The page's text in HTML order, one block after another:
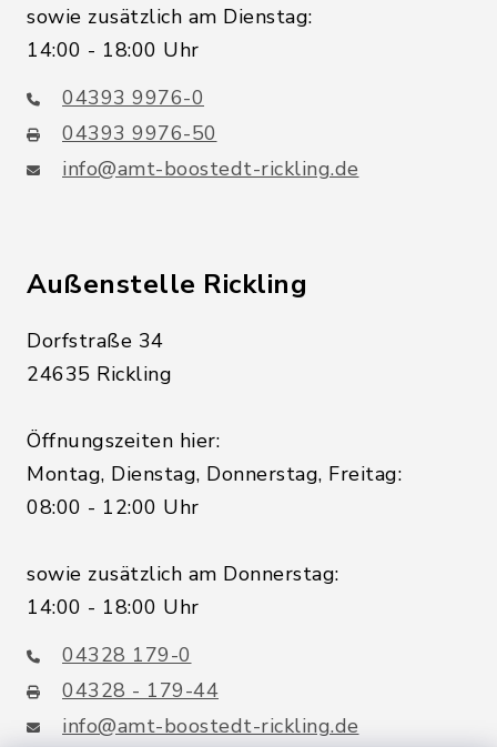
sowie zusätzlich am Dienstag:
14:00 - 18:00 Uhr
04393 9976-0
04393 9976-50
info@amt-boostedt-rickling.de
Außenstelle Rickling
Dorfstraße 34
24635 Rickling
Öffnungszeiten hier:
Montag, Dienstag, Donnerstag, Freitag:
08:00 - 12:00 Uhr
sowie zusätzlich am Donnerstag:
14:00 - 18:00 Uhr
04328 179-0
04328 - 179-44
info@amt-boostedt-rickling.de